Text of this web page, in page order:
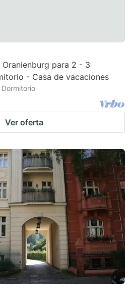
para 2 - 3
- Casa de vacaciones
Dormitorio
Ver oferta